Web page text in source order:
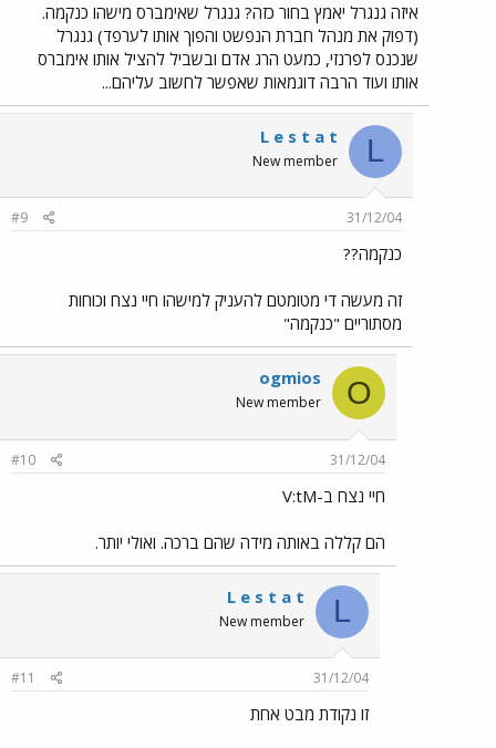
איזה גנגרל יאמץ בחור כזה? גנגרל שאימברס מישהו כנקמה.
(דפוק את מנהל חברת הנפשט והפוך אותו לערפד) גנגרל
שנכנס לפרנזי, כמעט הרג אדם ובשביל להציל אותו אימברס
אותו ועוד הרבה דוגמאות שאפשר לחשוב עליהם...
L
L e s t a t
New member
31/12/04
#9
כנקמה??
זה מעשה די מטומטם להעניק למישהו חיי נצח וכוחות
מסתוריים "כנקמה"
O
ogmios
New member
31/12/04
#10
חיי נצח ב-V:tM
הם קללה באותה מידה שהם ברכה. ואולי יותר.
L
L e s t a t
New member
31/12/04
#11
זו נקודת מבט אחת